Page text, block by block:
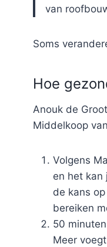
van
Soms
Hoe
Anouk de
Middelkoop
Volgens
en het kan
de kans
bereiken
50
Meer